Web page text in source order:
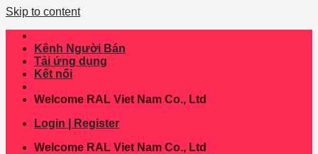
Skip to content
Kênh Người Bán
Tải ứng dụng
Kết nối
Welcome RAL Viet Nam Co., Ltd
Login | Register
Welcome RAL Viet Nam Co., Ltd